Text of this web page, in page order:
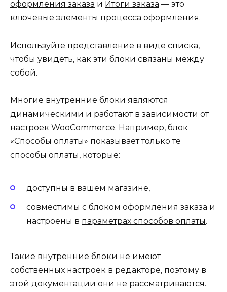
оформления заказа и Итоги заказа — это
ключевые элементы процесса оформления.
Используйте представление в виде списка,
чтобы увидеть, как эти блоки связаны между
собой.
Многие внутренние блоки являются
динамическими и работают в зависимости от
настроек WooCommerce. Например, блок
«Способы оплаты» показывает только те
способы оплаты, которые:
доступны в вашем магазине,
совместимы с блоком оформления заказа и
настроены в параметрах способов оплаты.
Такие внутренние блоки не имеют
собственных настроек в редакторе, поэтому в
этой документации они не рассматриваются.